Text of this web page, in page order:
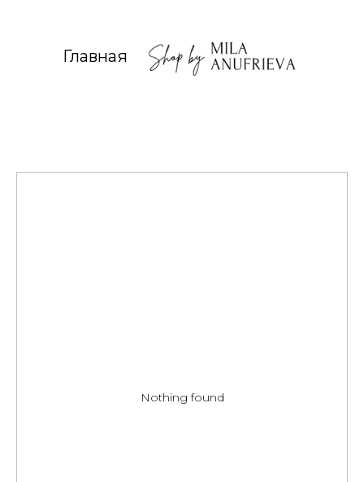
Главная
Nothing found